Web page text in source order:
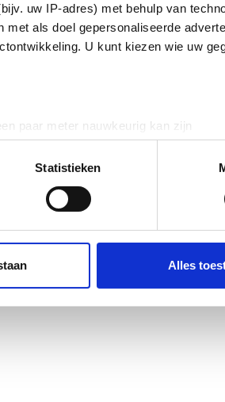
uw IP-adres) met behulp van
als doel gepersonaliseerde
U kunt kiezen wie uw
paar meter nauwkeurig kan zijn
eigenschappen (fingerprinting)
stel uw voorkeuren in het
van onze site met onze partners
combineren met andere informatie
Statistieken
Alles